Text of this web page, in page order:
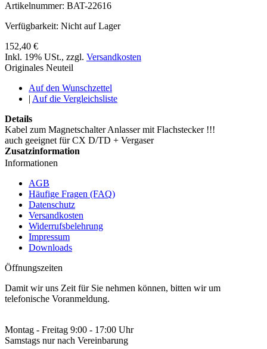
Artikelnummer: BAT-22616
Verfügbarkeit: Nicht auf Lager
152,40 €
Inkl. 19% USt., zzgl. Versandkosten
Originales Neuteil
Auf den Wunschzettel
| Auf die Vergleichsliste
Details
Kabel zum Magnetschalter Anlasser mit Flachstecker !!!
auch geeignet für CX D/TD + Vergaser
Zusatzinformation
Informationen
AGB
Häufige Fragen (FAQ)
Datenschutz
Versandkosten
Widerrufsbelehrung
Impressum
Downloads
Öffnungszeiten
Damit wir uns Zeit für Sie nehmen können, bitten wir um
telefonische Voranmeldung.
Montag - Freitag 9:00 - 17:00 Uhr
Samstags nur nach Vereinbarung